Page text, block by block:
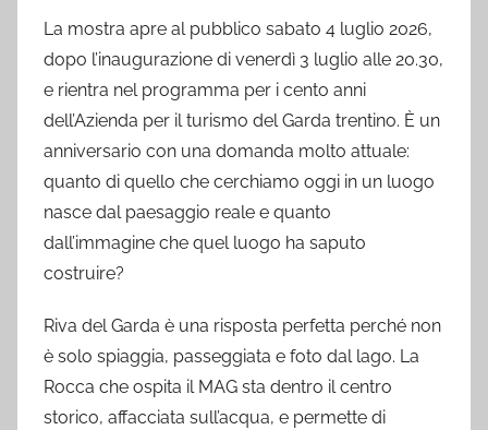
La mostra apre al pubblico sabato 4 luglio 2026,
dopo l’inaugurazione di venerdì 3 luglio alle 20.30,
e rientra nel programma per i cento anni
dell’Azienda per il turismo del Garda trentino. È un
anniversario con una domanda molto attuale:
quanto di quello che cerchiamo oggi in un luogo
nasce dal paesaggio reale e quanto
dall’immagine che quel luogo ha saputo
costruire?
Riva del Garda è una risposta perfetta perché non
è solo spiaggia, passeggiata e foto dal lago. La
Rocca che ospita il MAG sta dentro il centro
storico, affacciata sull’acqua, e permette di